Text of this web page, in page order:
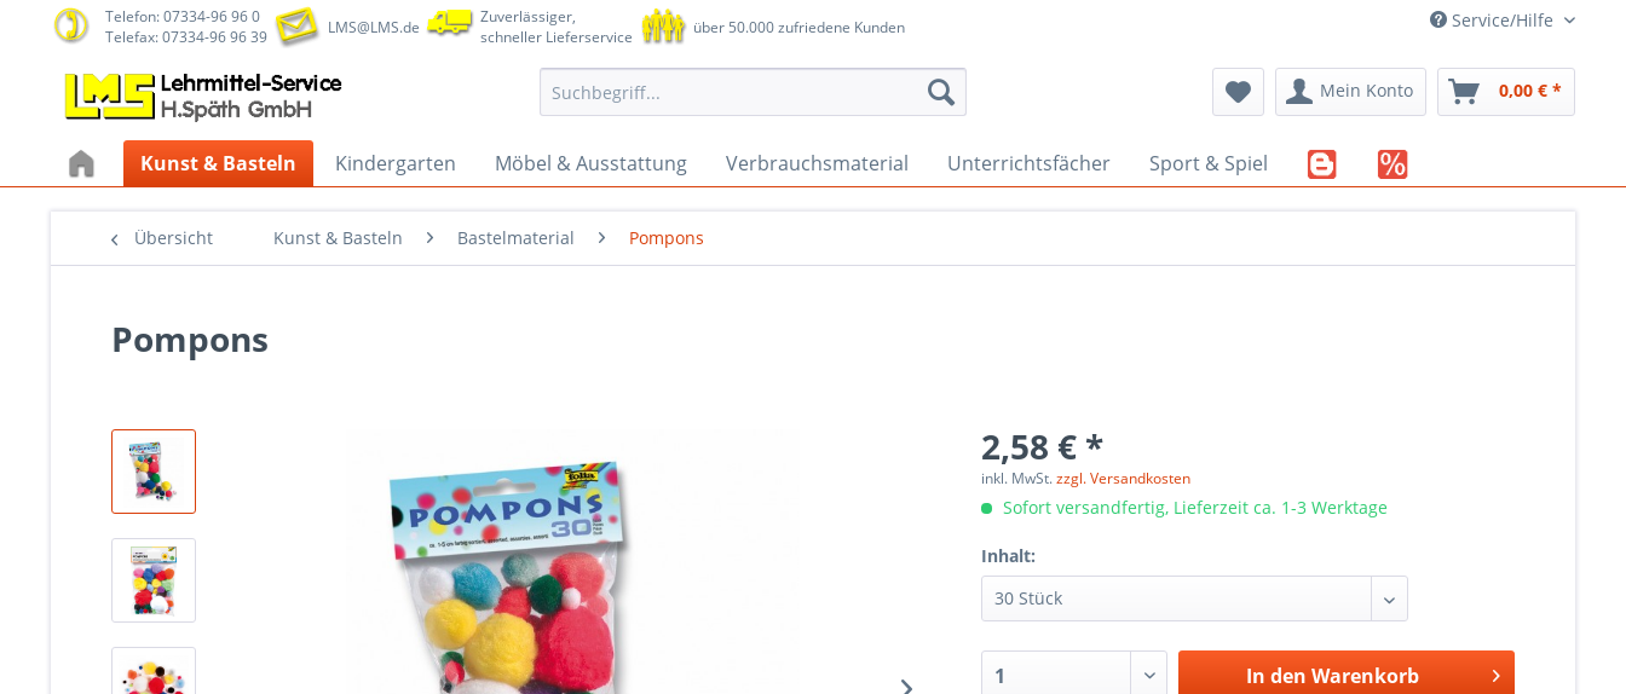
Telefon: 07334-96 96 0
Telefax: 07334-96 96 39
LMS@LMS.de
Zuverlässiger,
schneller Lieferservice
über 50.000 zufriedene Kunden Service/Hilfe
Mein Konto 0,00 € *
Kunst & Basteln Kindergarten Möbel & Ausstattung Verbrauchsmaterial Unterrichtsfächer Sport & Spiel
Übersicht Kunst & Basteln Bastelmaterial Pompons
Pompons
2,58 € *
inkl. MwSt.zzgl. Versandkosten
Sofort versandfertig, Lieferzeit ca. 1-3 Werktage
Inhalt:
In den Warenkorb